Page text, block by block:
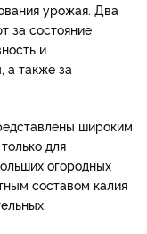
урожая. Два
за состояние
и
а также за
широким
для
огородных
составом калия